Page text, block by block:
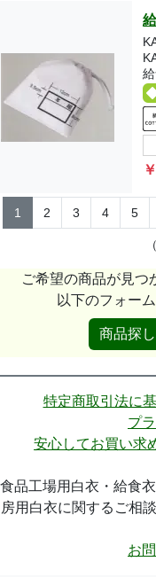
1 2 3 4 5
ご希望の商品が見つ
以下のフォー
商品探
特定商取引法に
プ
安心してお買い求
食品工場用白衣・給食
房用白衣に関するご相
お